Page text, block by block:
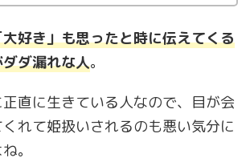
好き」も思ったと時に伝えてくる
ダ漏れな人。
直に生きている人なので、目が会
れて姫扱いされるのも悪い気分に
。